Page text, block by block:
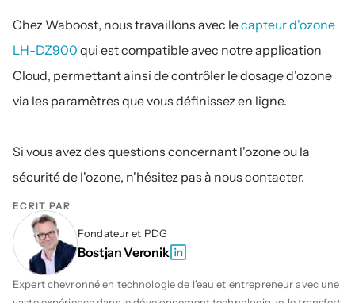
ÉCRIT PAR
Fondateur et PDG
Bostjan Veronik
Expert chevronné en technologie de l'eau et entrepreneur avec une
Chez Waboost, nous travaillons avec le capteur d'ozone
LH-DZ900 qui est compatible avec notre application
Cloud, permettant ainsi de contrôler le dosage d'ozone
via les paramètres que vous définissez en ligne.
Si vous avez des questions concernant l'ozone ou la
sécurité de l'ozone, n'hésitez pas à nous contacter.